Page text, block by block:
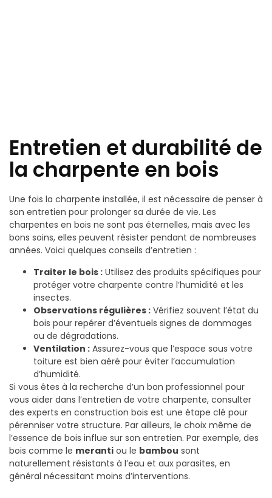
Entretien et durabilité de
la charpente en bois
Une fois la charpente installée, il est nécessaire de penser à
son entretien pour prolonger sa durée de vie. Les
charpentes en bois ne sont pas éternelles, mais avec les
bons soins, elles peuvent résister pendant de nombreuses
années. Voici quelques conseils d’entretien :
Traiter le bois : Utilisez des produits spécifiques pour
protéger votre charpente contre l’humidité et les
insectes.
Observations régulières : Vérifiez souvent l’état du
bois pour repérer d’éventuels signes de dommages
ou de dégradations.
Ventilation : Assurez-vous que l’espace sous votre
toiture est bien aéré pour éviter l’accumulation
d’humidité.
Si vous êtes à la recherche d’un bon professionnel pour
vous aider dans l’entretien de votre charpente, consulter
des experts en construction bois est une étape clé pour
pérenniser votre structure. Par ailleurs, le choix même de
l’essence de bois influe sur son entretien. Par exemple, des
bois comme le meranti ou le bambou sont
naturellement résistants à l’eau et aux parasites, en
général nécessitant moins d’interventions.